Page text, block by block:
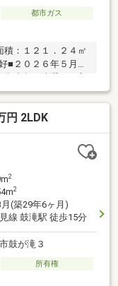
都市ガス
：１２１．２４㎡
■２０２６年５月リ
表替・襖貼替・障
円 2LDK
2
2
(築29年6ヶ月)
線 鼓滝駅 徒歩15分
鼓が滝３
所有権